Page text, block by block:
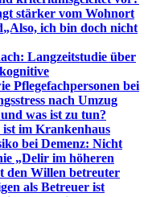
stärker vom Wohnort
„Also, ich bin doch nicht
Langzeitstudie über
Pflegefachpersonen bei
nach Umzug
was ist zu tun?
im Krankenhaus
bei Demenz: Nicht
„Delir im höheren
den Willen betreuter
als Betreuer ist